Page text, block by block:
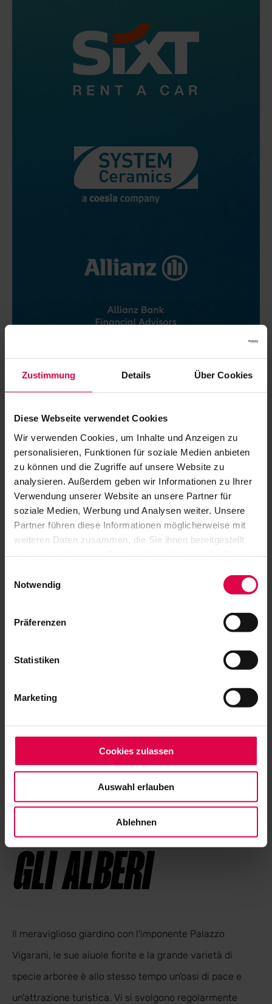
Zustimmung Details Über Cookies
Diese Webseite verwendet Cookies
Wir verwenden Cookies, um Inhalte und Anzeigen zu
personalisieren, Funktionen für soziale Medien anbieten
zu können und die Zugriffe auf unsere Website zu
analysieren. Außerdem geben wir Informationen zu Ihrer
Verwendung unserer Website an unsere Partner für
soziale Medien, Werbung und Analysen weiter. Unsere
Partner führen diese Informationen möglicherweise mit
weiteren Daten zusammen, die Sie ihnen bereitgestellt
Notwendig
Präferenzen
Statistiken
Marketing
Cookies zulassen
Auswahl erlauben
Ablehnen
Giardino Ducale Estense - OPEN
STAGES
MUSICA SOTTO
GLI ALBERI
Il meraviglioso giardino con l'imponente Palazzo
Vigarani, le sue aiuole fiorite e la grande varietà di
specie arboree è allo stesso tempo un'oasi di pace e
un'attrazione turistica. Vi si svolgono regolarmente